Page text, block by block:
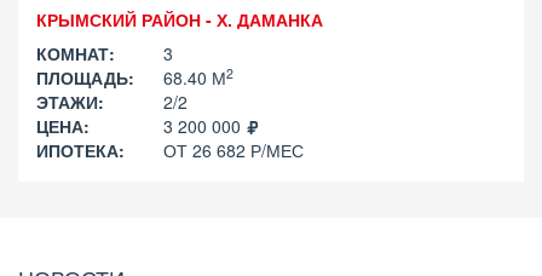
КРЫМСКИЙ РАЙОН - Х. ДАМАНКА
КОМНАТ:
3
ПЛОЩАДЬ:
68.40 М2
ЭТАЖИ:
2/2
ЦЕНА:
3 200 000
ИПОТЕКА:
ОТ 26 682 Р/МЕС